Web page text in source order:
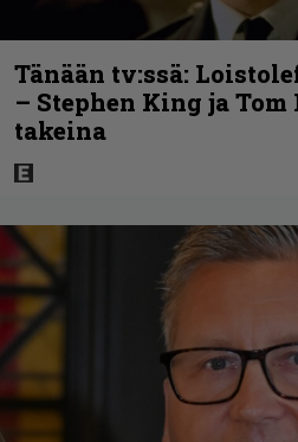
Tänään tv:ssä:
– Stephen King ja
takeina